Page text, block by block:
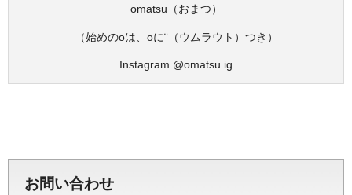
omatsu（おまつ）
（始めのoは、оに¨（ウムラウト）つき）
Instagram @omatsu.ig
お問い合わせ